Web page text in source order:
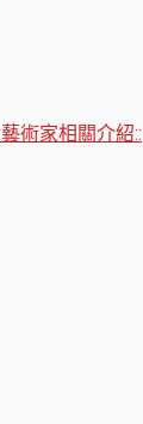
藝術家相關介紹::